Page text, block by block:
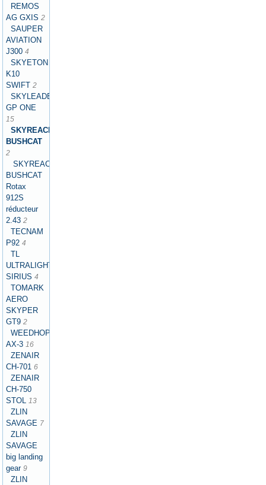
REMOS
AG GXIS 2
SAUPER
AVIATION
J300 4
SKYETON
K10
SWIFT 2
SKYLEADER
GP ONE
15
SKYREACH
BUSHCAT
2
SKYREACH
BUSHCAT
Rotax
912S
réducteur
2.43 2
TECNAM
P92 4
TL
ULTRALIGHT
SIRIUS 4
TOMARK
AERO
SKYPER
GT9 2
WEEDHOPPER
AX-3 16
ZENAIR
CH-701 6
ZENAIR
CH-750
STOL 13
ZLIN
SAVAGE 7
ZLIN
SAVAGE
big landing
gear 9
ZLIN